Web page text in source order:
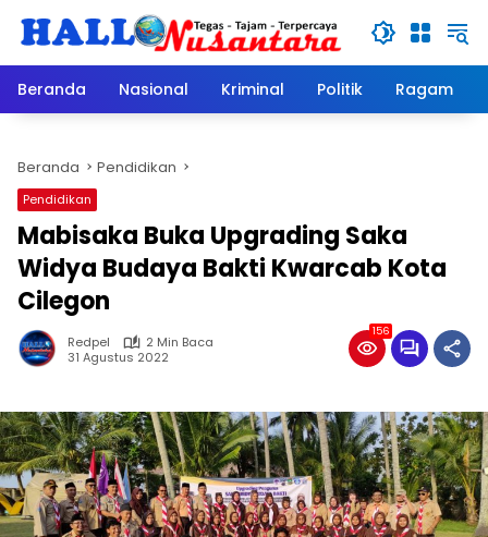
Beranda
Nasional Kriminal Politik Ragam
Beranda Pendidikan
Pendidikan
Mabisaka Buka Upgrading Saka
Widya Budaya Bakti Kwarcab Kota
Cilegon
Redpel
2 Min Baca
31 Agustus 2022
156